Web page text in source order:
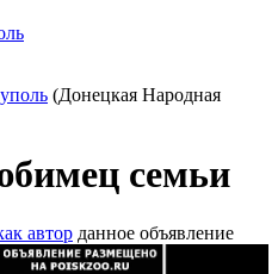
(Донецкая Народная
семьи
автор данное объявление